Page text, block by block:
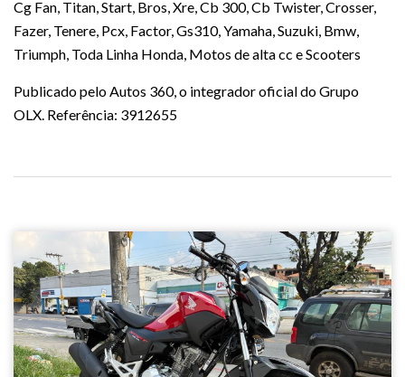
Cg Fan, Titan, Start, Bros, Xre, Cb 300, Cb Twister, Crosser,
Fazer, Tenere, Pcx, Factor, Gs310, Yamaha, Suzuki, Bmw,
Triumph, Toda Linha Honda, Motos de alta cc e Scooters
Publicado pelo Autos 360, o integrador oficial do Grupo
OLX. Referência: 3912655